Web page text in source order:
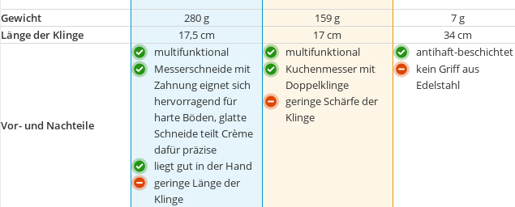
Gewicht 280 g 159 g 7 g
Länge der Klinge
17,5 cm 17 cm 34 cm
Vor- und Nachteile
multifunktional
Messerschneide mit
Zahnung eignet sich
hervorragend für
harte Böden, glatte
Schneide teilt Crème
dafür präzise
liegt gut in der Hand
geringe Länge der
Klinge
multifunktional
Kuchenmesser mit
Doppelklinge
geringe Schärfe der
Klinge
antihaft-beschichtet
kein Griff aus
Edelstahl